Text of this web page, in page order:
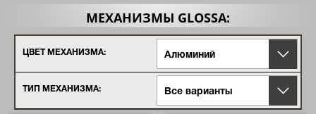
МЕХАНИЗМЫ GLOSSA:
ЦВЕТ МЕХАНИЗМА: Алюминий
ТИП МЕХАНИЗМА: Все варианты